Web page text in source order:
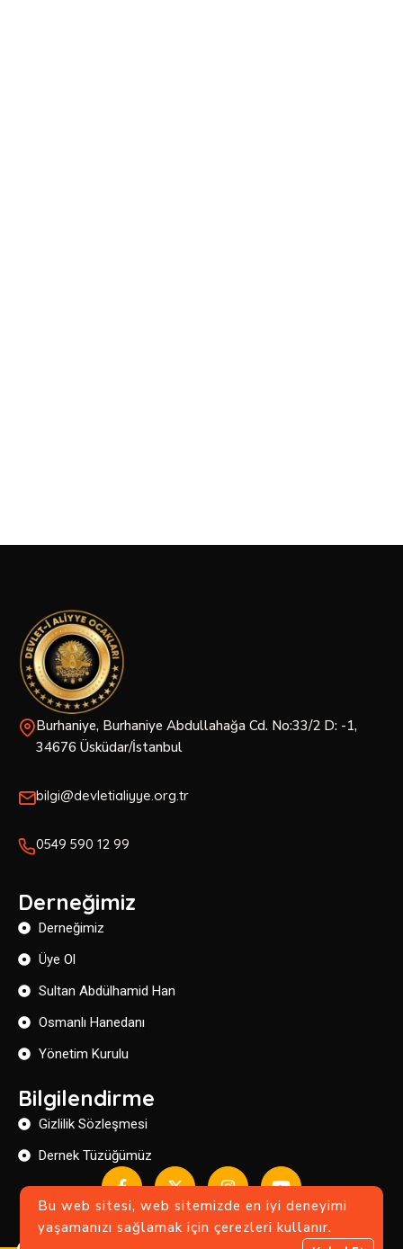
Bu web sitesi, web sitemizde en iyi deneyimi
yaşamanızı sağlamak için çerezleri kullanır.
Burhaniye, Burhaniye Abdullahağa Cd. No:33/2 D: -1,
34676 Üsküdar/İstanbul
bilgi@devletialiyye.org.tr
0549 590 12 99
Derneğimiz
Derneğimiz
Üye Ol
Sultan Abdülhamid Han
Osmanlı Hanedanı
Yönetim Kurulu
Bilgilendirme
Gizlilik Sözleşmesi
Dernek Tüzüğümüz
Copyright © 2024 Devlet-i Aliyye Ocakları .